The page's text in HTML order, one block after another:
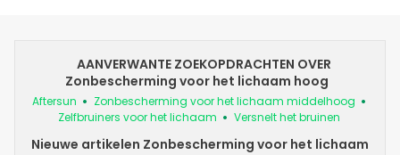
AANVERWANTE ZOEKOPDRACHTEN OVER
Zonbescherming voor het lichaam hoog
Aftersun
Zonbescherming voor het lichaam middelhoog
Zelfbruiners voor het lichaam
Versnelt het bruinen
Nieuwe artikelen Zonbescherming voor het lichaam